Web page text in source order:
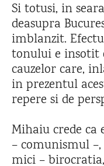
Si totusi, in
deasupra
imblanzit.
tonului e insotit
cauzelor care,
in prezentul
repere si de
Mihaiu crede
– comunismul
mici –